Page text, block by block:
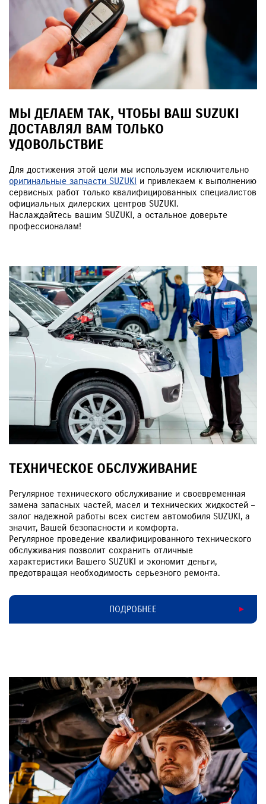
ЗАКАЗАТЬ ЗВОНОК
МЫ ДЕЛАЕМ ТАК, ЧТОБЫ ВАШ SUZUKI
ДОСТАВЛЯЛ ВАМ ТОЛЬКО
УДОВОЛЬСТВИЕ
Для достижения этой цели мы используем исключительно
оригинальные запчасти SUZUKI и привлекаем к выполнению
сервисных работ только квалифицированных специалистов
официальных дилерских центров SUZUKI.
Наслаждайтесь вашим SUZUKI, а остальное доверьте
профессионалам!
ТЕХНИЧЕСКОЕ ОБСЛУЖИВАНИЕ
Регулярное технического обслуживание и своевременная
замена запасных частей, масел и технических жидкостей –
залог надежной работы всех систем автомобиля SUZUKI, а
значит, Вашей безопасности и комфорта.
Регулярное проведение квалифицированного технического
обслуживания позволит сохранить отличные
характеристики Вашего SUZUKI и экономит деньги,
предотвращая необходимость серьезного ремонта.
ПОДРОБНЕЕ